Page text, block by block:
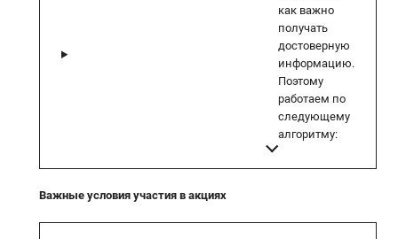
как важно
получать
достоверную
информацию.
Поэтому
работаем по
следующему
алгоритму:
Важные условия участия в акциях